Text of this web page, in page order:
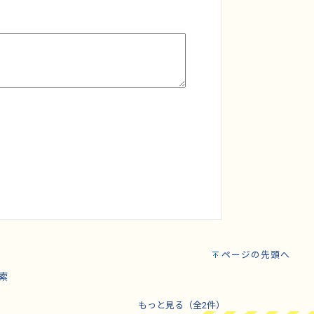
ページの先頭へ
もっと見る（全2件）